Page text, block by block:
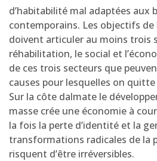
d’habitabilité mal adaptées aux
contemporains. Les objectifs
doivent articuler au moins trois
réhabilitation, le social et
de ces trois secteurs que
causes pour lesquelles on
Sur la côte dalmate le
masse crée une économie à
la fois la perte d’identité et la
transformations radicales de la
risquent d’être irréversibles.